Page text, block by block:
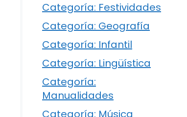
Categoría: Festividades
Categoría: Geografía
Categoría: Infantil
Categoría: Lingüística
Categoría:
Manualidades
Categoría: Música